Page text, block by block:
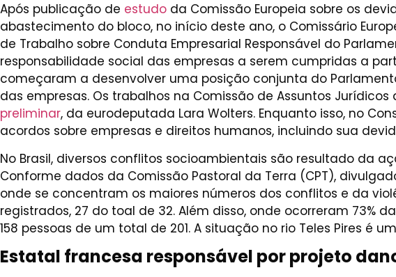
Após publicação de estudo da Comissão Europeia sobre os
abastecimento do bloco, no início deste ano, o Comissário
de Trabalho sobre Conduta Empresarial Responsável do
responsabilidade social das empresas a serem cumpridas a
começaram a desenvolver uma posição conjunta do
das empresas. Os trabalhos na Comissão de Assuntos
preliminar, da eurodeputada Lara Wolters. Enquanto isso, no
acordos sobre empresas e direitos humanos, incluindo sua
No Brasil, diversos conflitos socioambientais são resultado da
Conforme dados da Comissão Pastoral da Terra (CPT),
onde se concentram os maiores números dos conflitos e da
registrados, 27 do toal de 32. Além disso, onde ocorreram 73%
158 pessoas de um total de 201. A situação no rio Teles Pires é
Estatal francesa responsável por projeto